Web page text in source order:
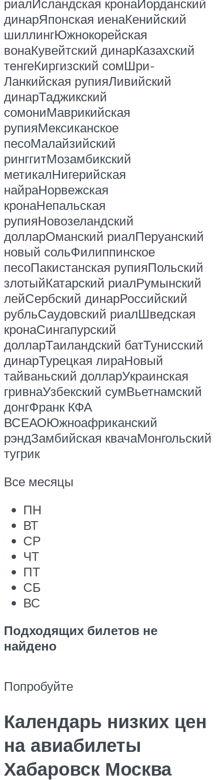
риалИсландская кронаИорданский
динарЯпонская иенаКенийский
шиллингЮжнокорейская
вонаКувейтский динарКазахский
тенгеКиргизский сомШри-
Ланкийская рупияЛивийский
динарТаджикский
сомониМаврикийская
рупияМексиканское
песоМалайзийский
ринггитМозамбикский
метикалНигерийская
найраНорвежская
кронаНепальская
рупияНовозеландский
долларОманский риалПеруанский
новый сольФилиппинское
песоПакистанская рупияПольский
злотыйКатарский риалРумынский
лейСербский динарРоссийский
рубльСаудовский риалШведская
кронаСингапурский
долларТаиландский батТунисский
динарТурецкая лираНовый
тайваньский долларУкраинская
гривнаУзбекский сумВьетнамский
донгФранк КФА
ВСЕАОЮжноафриканский
рэндЗамбийская квачаМонгольский
тугрик
Все месяцы
ПН
ВТ
СР
ЧТ
ПТ
СБ
ВС
Подходящих билетов не
найдено
Попробуйте
Календарь низких цен
на авиабилеты
Хабаровск Москва